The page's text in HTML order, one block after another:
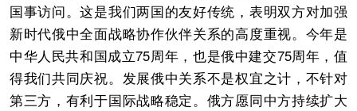
国事访问。这是我们两国的友好传统，表明双方对加强
新时代俄中全面战略协作伙伴关系的高度重视。今年是
中华人民共和国成立75周年，也是俄中建交75周年，值
得我们共同庆祝。发展俄中关系不是权宜之计，不针对
第三方，有利于国际战略稳定。俄方愿同中方持续扩大